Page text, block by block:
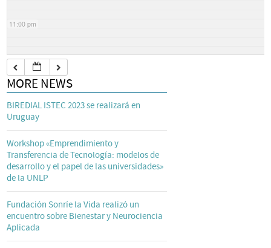
11:00 pm
MORE NEWS
BIREDIAL ISTEC 2023 se realizará en
Uruguay
Workshop «Emprendimiento y
Transferencia de Tecnología: modelos de
desarrollo y el papel de las universidades»
de la UNLP
Fundación Sonríe la Vida realizó un
encuentro sobre Bienestar y Neurociencia
Aplicada